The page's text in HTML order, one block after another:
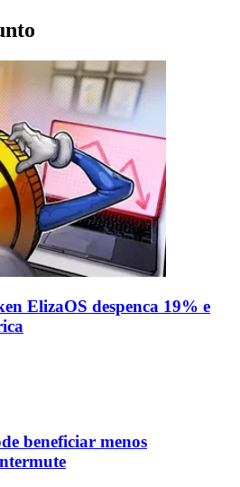
ElizaOS despenca 19% e
beneficiar menos